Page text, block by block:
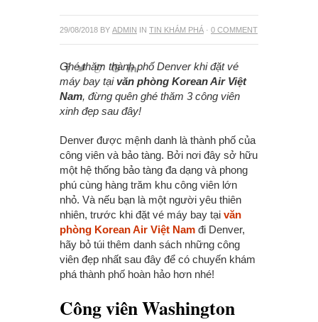
29/08/2018 BY ADMIN IN TIN KHÁM PHÁ · 0 COMMENT
Ghé thăm thành phố Denver khi đặt vé
máy bay tại văn phòng Korean Air Việt
Nam, đừng quên ghé thăm 3 công viên
xinh đẹp sau đây!
Denver được mệnh danh là thành phố của
công viên và bảo tàng. Bởi nơi đây sở hữu
một hệ thống bảo tàng đa dạng và phong
phú cùng hàng trăm khu công viên lớn
nhỏ. Và nếu bạn là một người yêu thiên
nhiên, trước khi đặt vé máy bay tại văn
phòng Korean Air Việt Nam đi Denver,
hãy bỏ túi thêm danh sách những công
viên đẹp nhất sau đây để có chuyến khám
phá thành phố hoàn hảo hơn nhé!
Công viên Washington